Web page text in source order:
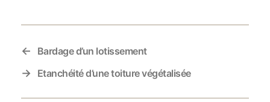
← Bardage d’un lotissement
→ Etanchéité d’une toiture végétalisée